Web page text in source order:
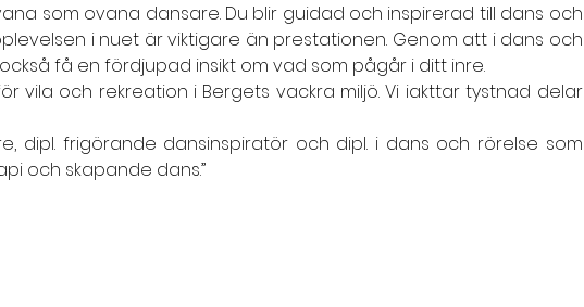
som ovana dansare. Du blir guidad och inspirerad till dans och
i nuet är viktigare än prestationen. Genom att i dans och
få en fördjupad insikt om vad som pågår i ditt inre.
vila och rekreation i Bergets vackra miljö. Vi iakttar tystnad delar
dipl. frigörande dansinspiratör och dipl. i dans och rörelse som
och skapande dans.”